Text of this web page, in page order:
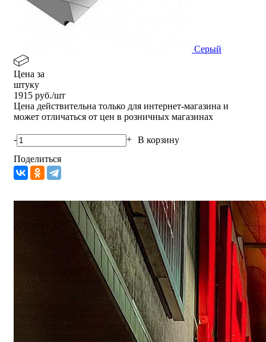
Серый
Цена за
штуку
1915 руб./шт
Цена действительна только для интернет-магазина и
может отличаться от цен в розничных магазинах
- + В корзину
Поделиться